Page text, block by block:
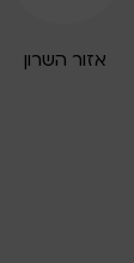
אזור השרון